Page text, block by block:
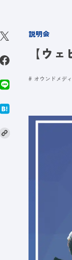
説明会
【ウ
オウンドメデ